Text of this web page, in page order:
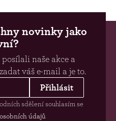
novinky jako
naše akce a
váš e-mail a je to.
Přihlásit
sdělení souhlasím se
údajů